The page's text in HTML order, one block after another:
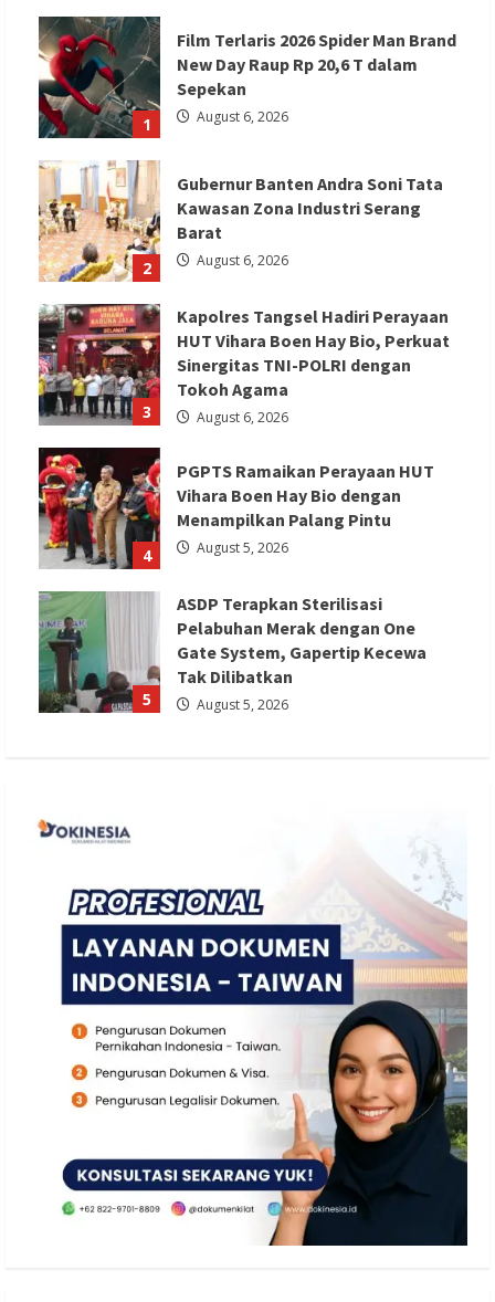
1
Film Terlaris 2026 Spider Man Brand
New Day Raup Rp 20,6 T dalam
Sepekan
August 6, 2026
2
Gubernur Banten Andra Soni Tata
Kawasan Zona Industri Serang
Barat
August 6, 2026
3
Kapolres Tangsel Hadiri Perayaan
HUT Vihara Boen Hay Bio, Perkuat
Sinergitas TNI-POLRI dengan
Tokoh Agama
August 6, 2026
4
PGPTS Ramaikan Perayaan HUT
Vihara Boen Hay Bio dengan
Menampilkan Palang Pintu
August 5, 2026
5
ASDP Terapkan Sterilisasi
Pelabuhan Merak dengan One
Gate System, Gapertip Kecewa
Tak Dilibatkan
August 5, 2026